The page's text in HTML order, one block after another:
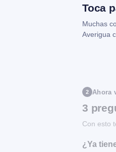
Toca
Muchas
Averigua
2 Ahora
3
Con esto
¿Ya